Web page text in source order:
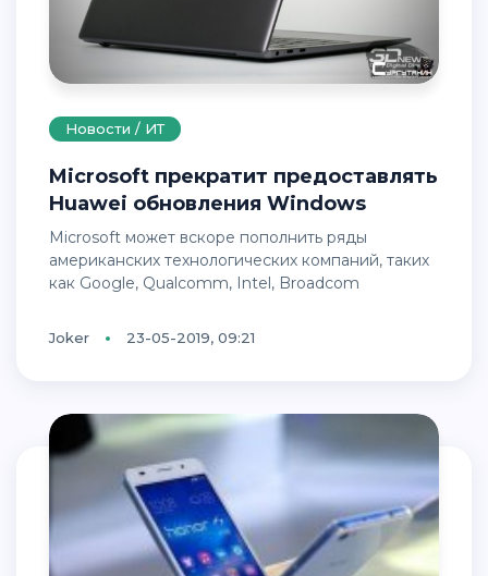
Новости / ИТ
Microsoft прекратит предоставлять
Huawei обновления Windows
Microsoft может вскоре пополнить ряды
американских технологических компаний, таких
как Google, Qualcomm, Intel, Broadcom
Joker 23-05-2019, 09:21